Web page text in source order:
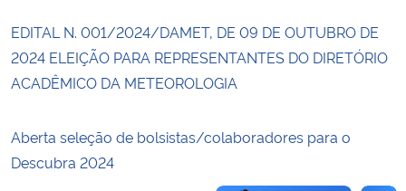
Secretaria de Governo
Gabinete de Segurança Institucional
EDITAL N. 001/2024/DAMET, DE 09 DE OUTUBRO DE
2024 ELEIÇÃO PARA REPRESENTANTES DO DIRETÓRIO
ACADÊMICO DA METEOROLOGIA
Aberta seleção de bolsistas/colaboradores para o
Descubra 2024